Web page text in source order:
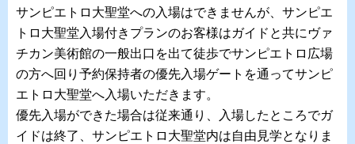
サンピエトロ大聖堂への入場はできませんが、サンピエ
トロ大聖堂入場付きプランのお客様はガイドと共にヴァ
チカン美術館の一般出口を出て徒歩でサンピエトロ広場
の方へ回り予約保持者の優先入場ゲートを通ってサンピ
エトロ大聖堂へ入場いただきます。
優先入場ができた場合は従来通り、入場したところでガ
イドは終了、サンピエトロ大聖堂内は自由見学となりま